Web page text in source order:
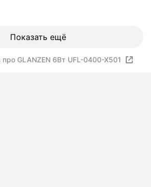
Показать ещё
GLANZEN 6Вт UFL-0400-X501